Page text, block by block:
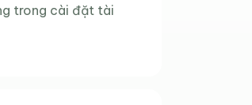
trong cài đặt tài